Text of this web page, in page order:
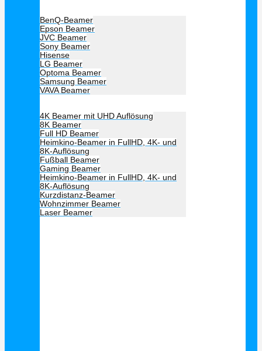
BenQ-Beamer
Epson Beamer
JVC Beamer
Sony Beamer
Hisense
LG Beamer
Optoma Beamer
Samsung Beamer
VAVA Beamer
4K Beamer mit UHD Auflösung
8K Beamer
Full HD Beamer
Heimkino-Beamer in FullHD, 4K- und
8K-Auflösung
Fußball Beamer
Gaming Beamer
Heimkino-Beamer in FullHD, 4K- und
8K-Auflösung
Kurzdistanz-Beamer
Wohnzimmer Beamer
Laser Beamer